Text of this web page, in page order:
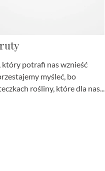
który potrafi nas wznieść
myśleć, bo
rośliny, które dla nas...